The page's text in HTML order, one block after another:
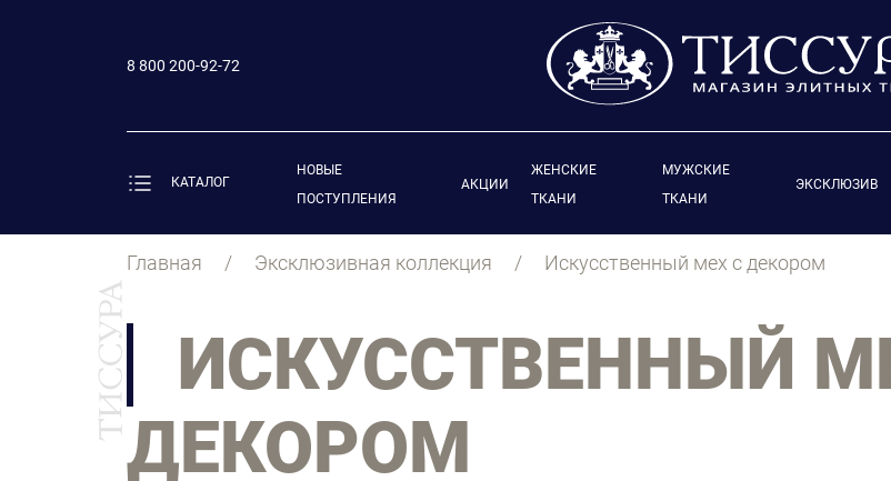
8 800 200-92-72
КАТАЛОГ
НОВЫЕ
ПОСТУПЛЕНИЯ
АКЦИИ
ЖЕНСКИЕ
ТКАНИ
МУЖСКИЕ
ТКАНИ
ЭКСКЛЮЗИВ
Главная Эксклюзивная коллекция Искусственный мех с декором
ИСКУССТВЕННЫЙ
ДЕКОРОМ